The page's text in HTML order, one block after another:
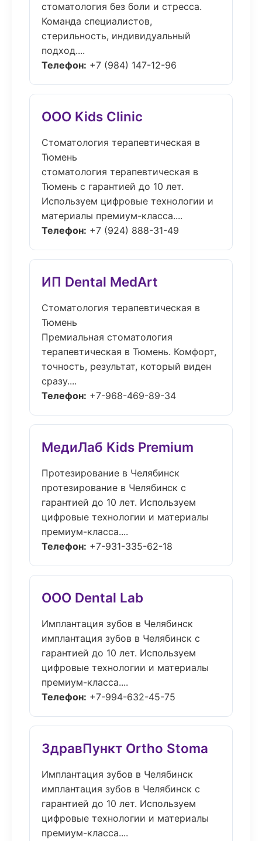
стоматология без боли и стресса.
Команда специалистов,
стерильность, индивидуальный
подход....
Телефон: +7 (984) 147-12-96
ООО Kids Clinic
Стоматология терапевтическая в
Тюмень
стоматология терапевтическая в
Тюмень с гарантией до 10 лет.
Используем цифровые технологии и
материалы премиум-класса....
Телефон: +7 (924) 888-31-49
ИП Dental MedArt
Стоматология терапевтическая в
Тюмень
Премиальная стоматология
терапевтическая в Тюмень. Комфорт,
точность, результат, который виден
сразу....
Телефон: +7-968-469-89-34
МедиЛаб Kids Premium
Протезирование в Челябинск
протезирование в Челябинск с
гарантией до 10 лет. Используем
цифровые технологии и материалы
премиум-класса....
Телефон: +7-931-335-62-18
ООО Dental Lab
Имплантация зубов в Челябинск
имплантация зубов в Челябинск с
гарантией до 10 лет. Используем
цифровые технологии и материалы
премиум-класса....
Телефон: +7-994-632-45-75
ЗдравПункт Ortho Stoma
Имплантация зубов в Челябинск
имплантация зубов в Челябинск с
гарантией до 10 лет. Используем
цифровые технологии и материалы
премиум-класса....